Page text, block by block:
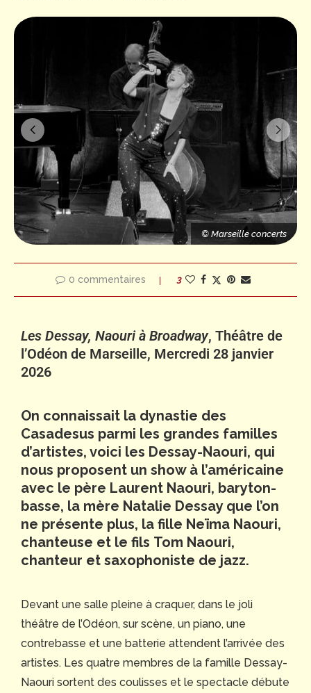
© Marseille concerts
© Marseille concerts
© Marseille concerts
0 commentaires 3
Les Dessay, Naouri à Broadway, Théâtre de
l’Odéon de Marseille, Mercredi 28 janvier
2026
On connaissait la dynastie des
Casadesus parmi les grandes familles
d’artistes, voici les Dessay-Naouri, qui
nous proposent un show à l’américaine
avec le père Laurent Naouri, baryton-
basse, la mère Natalie Dessay que l’on
ne présente plus, la fille Neïma Naouri,
chanteuse et le fils Tom Naouri,
chanteur et saxophoniste de jazz.
Devant une salle pleine à craquer, dans le joli
théâtre de l’Odéon, sur scène, un piano, une
contrebasse et une batterie attendent l’arrivée des
artistes. Les quatre membres de la famille Dessay-
Naouri sortent des coulisses et le spectacle débute